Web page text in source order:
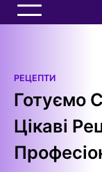
РЕЦЕПТИ
Готуємо
Цікаві